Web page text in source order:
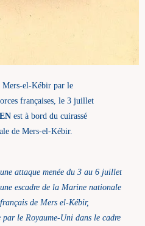
Mers-el-Kébir par le
françaises, le 3 juillet
est à bord du cuirassé
de Mers-el-Kébir.
attaque menée du 3 au 6 juillet
escadre de la Marine nationale
de Mers el-Kébir,
par le Royaume-Uni dans le cadre